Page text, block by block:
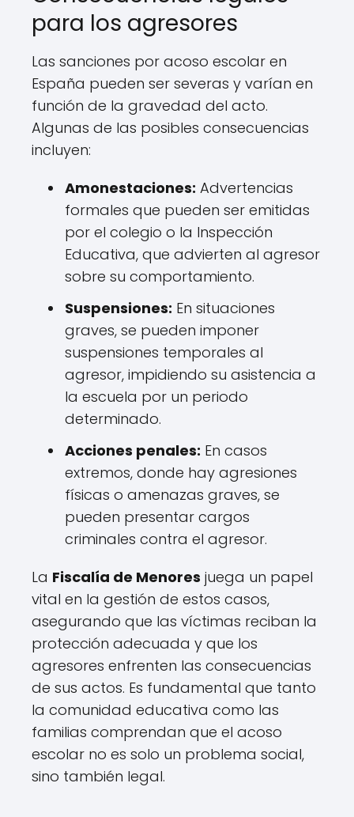
para los agresores
Las sanciones por acoso escolar en
España pueden ser severas y varían en
función de la gravedad del acto.
Algunas de las posibles consecuencias
incluyen:
Amonestaciones: Advertencias
formales que pueden ser emitidas
por el colegio o la Inspección
Educativa, que advierten al agresor
sobre su comportamiento.
Suspensiones: En situaciones
graves, se pueden imponer
suspensiones temporales al
agresor, impidiendo su asistencia a
la escuela por un periodo
determinado.
Acciones penales: En casos
extremos, donde hay agresiones
físicas o amenazas graves, se
pueden presentar cargos
criminales contra el agresor.
La Fiscalía de Menores juega un papel
vital en la gestión de estos casos,
asegurando que las víctimas reciban la
protección adecuada y que los
agresores enfrenten las consecuencias
de sus actos. Es fundamental que tanto
la comunidad educativa como las
familias comprendan que el acoso
escolar no es solo un problema social,
sino también legal.